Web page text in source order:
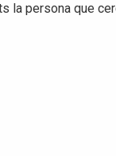
la persona que